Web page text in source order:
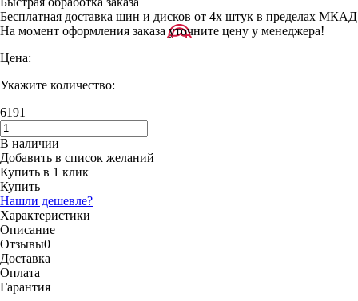
Бесплатная доставка шин и дисков от 4х штук в пределах МКАД
На момент оформления заказа уточните цену у менеджера!
Цена:
Укажите количество:
6191
В наличии
Добавить в список желаний
Купить в 1 клик
Купить
Нашли дешевле?
Характеристики
Описание
Отзывы0
Доставка
Оплата
Гарантия